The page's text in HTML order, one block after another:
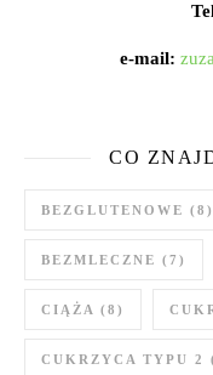
e-mail:
CO
BEZGLUTENOWE (8)
BEZMLECZNE (7)
CIĄŻA (8)
CUKRZYCA TYPU 2